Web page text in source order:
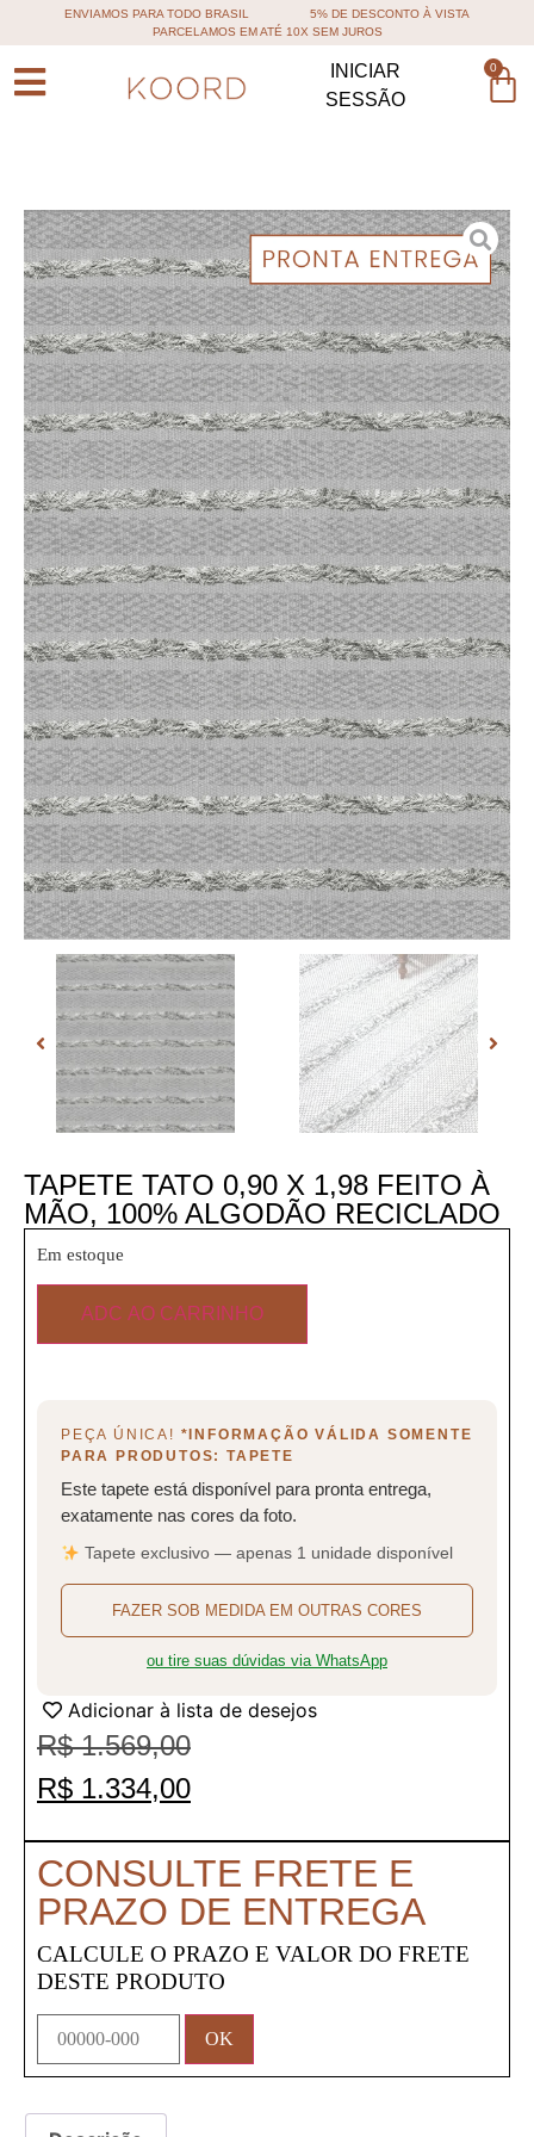
ENVIAMOS PARA TODO BRASIL
5% DE DESCONTO À VISTA
PARCELAMOS EM ATÉ 10X SEM JUROS
INICIAR
SESSÃO
0
TAPETE TATO 0,90 X 1,98 FEITO À
MÃO, 100% ALGODÃO RECICLADO
Em estoque
ADC AO CARRINHO
PEÇA ÚNICA! *INFORMAÇÃO VÁLIDA SOMENTE
PARA PRODUTOS: TAPETE
Este tapete está disponível para pronta entrega,
exatamente nas cores da foto.
Tapete exclusivo — apenas 1 unidade disponível
FAZER SOB MEDIDA EM OUTRAS CORES
ou tire suas dúvidas via WhatsApp
Adicionar à lista de desejos
R$1.569,00
R$ 1.334,00
CONSULTE FRETE E
PRAZO DE ENTREGA
CALCULE O PRAZO E VALOR DO FRETE
DESTE PRODUTO